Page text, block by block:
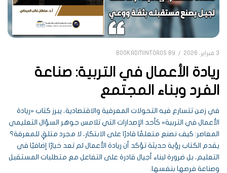
3 فبراير، 2026 BY
BOOKADMINTOROS
ريادة الأعمال في التربية: صناعة
الفرد وبناء المجتمع
في زمن تتسارع فيه التحولات المعرفية والاقتصادية، يبرز كتاب «ريادة
الأعمال في التربية» كأحد الإصدارات التي تلامس جوهر السؤال التعليمي
المعاصر: كيف نصنع متعلمًا قادرًا على الابتكار، لا مجرد متلقٍ للمعرفة؟
يقدم الكتاب رؤية حديثة تؤكد أن ريادة الأعمال لم تعد خيارًا إضافيًا في
التعليم، بل ضرورة لبناء أجيال قادرة على التفاعل مع متطلبات المستقبل
وصناعة فرصها بنفسها.